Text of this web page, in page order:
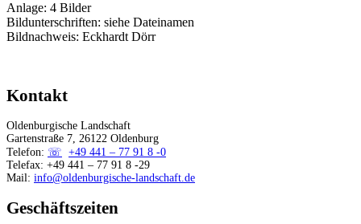
Anlage: 4 Bilder
Bildunterschriften: siehe Dateinamen
Bildnachweis: Eckhardt Dörr
Kontakt
Oldenburgische Landschaft
Gartenstraße 7, 26122 Oldenburg
Telefon:
+49 441 – 77 91 8 -0
Telefax: +49 441 – 77 91 8 -29
Mail: info@oldenburgische-landschaft.de
Geschäftszeiten